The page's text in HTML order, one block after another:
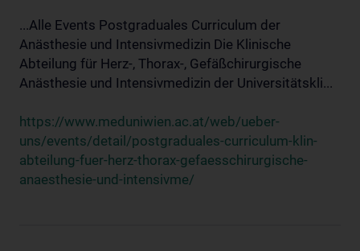
...Alle Events Postgraduales Curriculum der
Anästhesie und Intensivmedizin Die Klinische
Abteilung für Herz-, Thorax-, Gefäßchirurgische
Anästhesie und Intensivmedizin der Universitätskli...
https://www.meduniwien.ac.at/web/ueber-
uns/events/detail/postgraduales-curriculum-klin-
abteilung-fuer-herz-thorax-gefaesschirurgische-
anaesthesie-und-intensivme/